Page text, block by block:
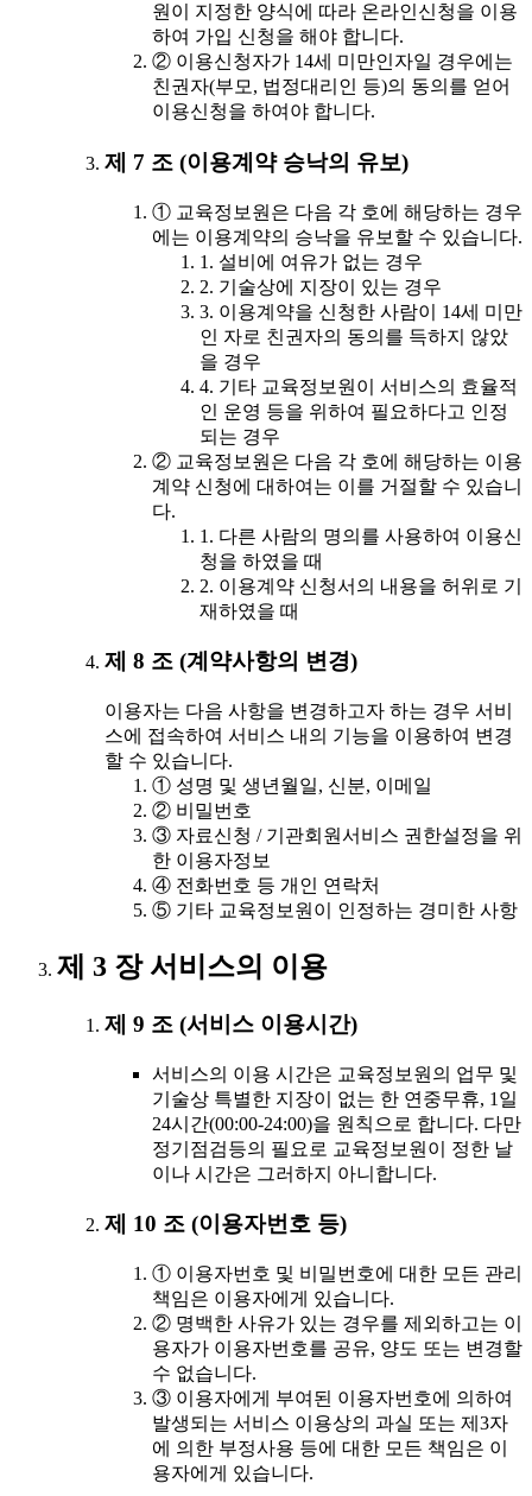
원이 지정한 양식에 따라 온라인신청을 이용
하여 가입 신청을 해야 합니다.
② 이용신청자가 14세 미만인자일 경우에는
친권자(부모, 법정대리인 등)의 동의를 얻어
이용신청을 하여야 합니다.
제 7 조 (이용계약 승낙의 유보)
① 교육정보원은 다음 각 호에 해당하는 경우
에는 이용계약의 승낙을 유보할 수 있습니다.
1. 설비에 여유가 없는 경우
2. 기술상에 지장이 있는 경우
3. 이용계약을 신청한 사람이 14세 미만
인 자로 친권자의 동의를 득하지 않았
을 경우
4. 기타 교육정보원이 서비스의 효율적
인 운영 등을 위하여 필요하다고 인정
되는 경우
② 교육정보원은 다음 각 호에 해당하는 이용
계약 신청에 대하여는 이를 거절할 수 있습니
다.
1. 다른 사람의 명의를 사용하여 이용신
청을 하였을 때
2. 이용계약 신청서의 내용을 허위로 기
재하였을 때
제 8 조 (계약사항의 변경)
이용자는 다음 사항을 변경하고자 하는 경우 서비
스에 접속하여 서비스 내의 기능을 이용하여 변경
할 수 있습니다.
① 성명 및 생년월일, 신분, 이메일
② 비밀번호
③ 자료신청 / 기관회원서비스 권한설정을 위
한 이용자정보
④ 전화번호 등 개인 연락처
⑤ 기타 교육정보원이 인정하는 경미한 사항
제 3 장 서비스의 이용
제 9 조 (서비스 이용시간)
서비스의 이용 시간은 교육정보원의 업무 및
기술상 특별한 지장이 없는 한 연중무휴, 1일
24시간(00:00-24:00)을 원칙으로 합니다. 다만
정기점검등의 필요로 교육정보원이 정한 날
이나 시간은 그러하지 아니합니다.
제 10 조 (이용자번호 등)
① 이용자번호 및 비밀번호에 대한 모든 관리
책임은 이용자에게 있습니다.
② 명백한 사유가 있는 경우를 제외하고는 이
용자가 이용자번호를 공유, 양도 또는 변경할
수 없습니다.
③ 이용자에게 부여된 이용자번호에 의하여
발생되는 서비스 이용상의 과실 또는 제3자
에 의한 부정사용 등에 대한 모든 책임은 이
용자에게 있습니다.